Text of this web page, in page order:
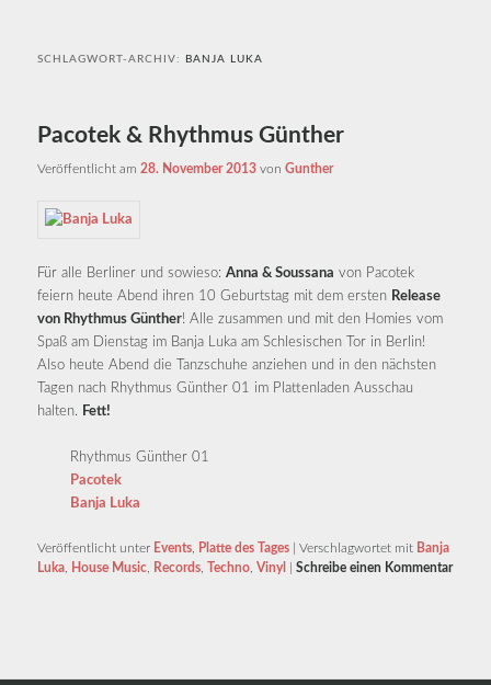
SCHLAGWORT-ARCHIV: BANJA LUKA
Pacotek & Rhythmus Günther
Veröffentlicht am28. November 2013 vonGunther
Für alle Berliner und sowieso:Anna & Soussana von Pacotek
feiern heute Abend ihren 10 Geburtstag mit dem ersten Release
von Rhythmus Günther! Alle zusammen und mit den Homies vom
Spaß am Dienstag im Banja Luka am Schlesischen Tor in Berlin!
Also heute Abend die Tanzschuhe anziehen und in den nächsten
Tagen nach Rhythmus Günther 01 im Plattenladen Ausschau
halten. Fett!
Rhythmus Günther 01
Pacotek
Banja Luka
Veröffentlicht unter Events Platte des Tages |Verschlagwortet mit Banja
Luka
House Music Records ,Techno ,Vinyl |Schreibe einen Kommentar